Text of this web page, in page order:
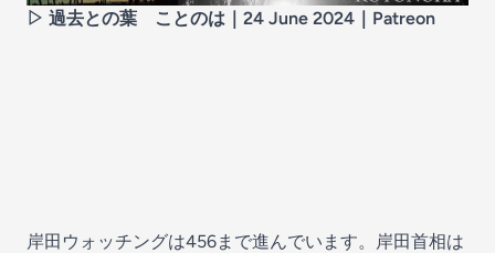
▷ 過去との葉 ことのは｜24 June 2024 ｜ Patreon
岸田ウォッチングは456まで進んでいます。岸田首相は